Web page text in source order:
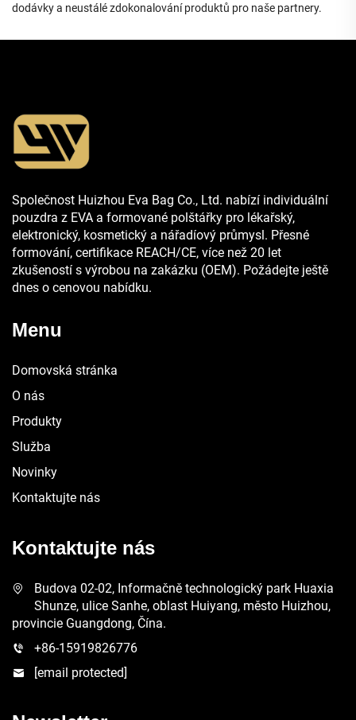
dodávky a neustálé zdokonalování produktů pro naše partnery.
Společnost Huizhou Eva Bag Co., Ltd. nabízí individuální
pouzdra z EVA a formované polštářky pro lékařský,
elektronický, kosmetický a nářadíový průmysl. Přesné
formování, certifikace REACH/CE, více než 20 let
zkušeností s výrobou na zakázku (OEM). Požádejte ještě
dnes o cenovou nabídku.
Menu
Domovská stránka
O nás
Produkty
Služba
Novinky
Kontaktujte nás
Kontaktujte nás
Budova 02-02, Informačně technologický park Huaxia
Shunze, ulice Sanhe, oblast Huiyang, město Huizhou,
provincie Guangdong, Čína.
+86-15919826776
[email protected]